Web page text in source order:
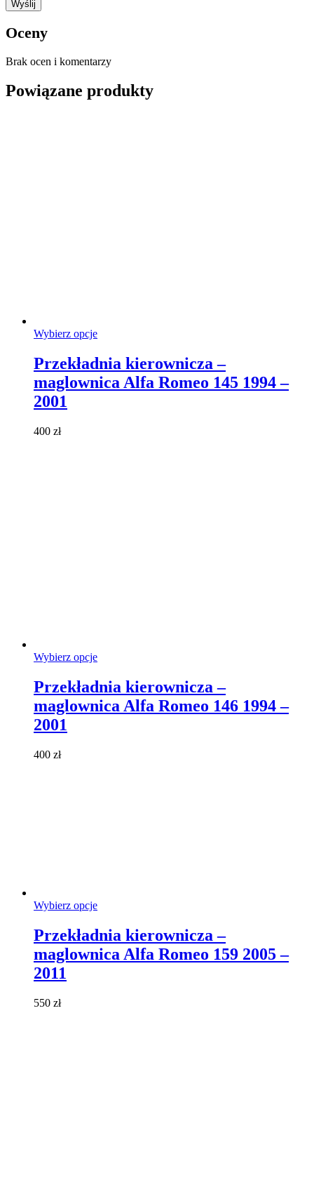
Oceny
Brak ocen i komentarzy
Powiązane produkty
Wybierz opcjeTen
ma
wiele
wariantów.
Przekładnia kierownicza –
maglownica Alfa Romeo 145 1994 –
2001
400 zł
Wybierz opcjeTen
ma
wiele
wariantów.
Przekładnia kierownicza –
maglownica Alfa Romeo 146 1994 –
2001
400 zł
Wybierz opcjeTen
ma
wiele
wariantów.
Przekładnia kierownicza –
maglownica Alfa Romeo 159 2005 –
2011
550 zł